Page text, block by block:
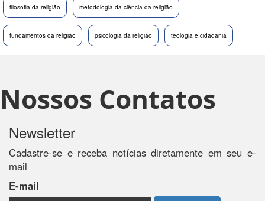
filosofia da religião metodologia da ciência da religião
fundamentos da religião psicologia da religião teologia e cidadania
Nossos Contatos
Newsletter
Cadastre-se e receba notícias diretamente em seu e-
mail
E-mail